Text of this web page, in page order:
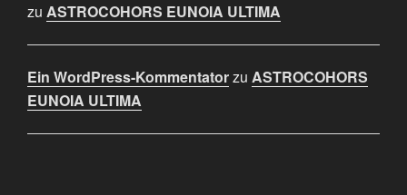
zu ASTROCOHORS EUNOIA ULTIMA
Ein WordPress-Kommentatorzu ASTROCOHORS
EUNOIA ULTIMA